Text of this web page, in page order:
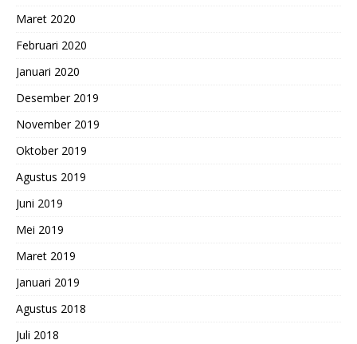
Maret 2020
Februari 2020
Januari 2020
Desember 2019
November 2019
Oktober 2019
Agustus 2019
Juni 2019
Mei 2019
Maret 2019
Januari 2019
Agustus 2018
Juli 2018